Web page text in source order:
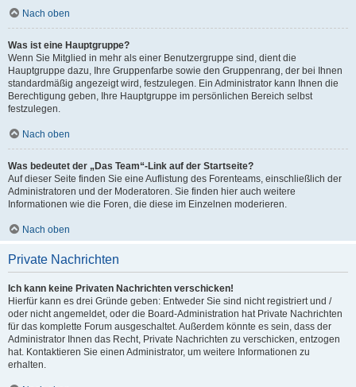
Nach oben
Was ist eine Hauptgruppe?
Wenn Sie Mitglied in mehr als einer Benutzergruppe sind, dient die
Hauptgruppe dazu, Ihre Gruppenfarbe sowie den Gruppenrang, der bei Ihnen
standardmäßig angezeigt wird, festzulegen. Ein Administrator kann Ihnen die
Berechtigung geben, Ihre Hauptgruppe im persönlichen Bereich selbst
festzulegen.
Nach oben
Was bedeutet der „Das Team“-Link auf der Startseite?
Auf dieser Seite finden Sie eine Auflistung des Forenteams, einschließlich der
Administratoren und der Moderatoren. Sie finden hier auch weitere
Informationen wie die Foren, die diese im Einzelnen moderieren.
Nach oben
Private Nachrichten
Ich kann keine Privaten Nachrichten verschicken!
Hierfür kann es drei Gründe geben: Entweder Sie sind nicht registriert und /
oder nicht angemeldet, oder die Board-Administration hat Private Nachrichten
für das komplette Forum ausgeschaltet. Außerdem könnte es sein, dass der
Administrator Ihnen das Recht, Private Nachrichten zu verschicken, entzogen
hat. Kontaktieren Sie einen Administrator, um weitere Informationen zu
erhalten.